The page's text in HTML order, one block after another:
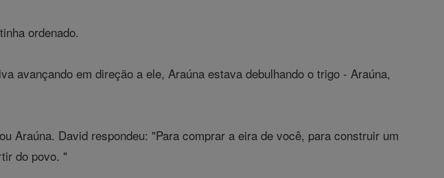
ordenado.
avançando em direção a ele, Araúna estava debulhando o trigo - Araúna,
Araúna. David respondeu: "Para comprar a eira de você, para construir um
do povo. "